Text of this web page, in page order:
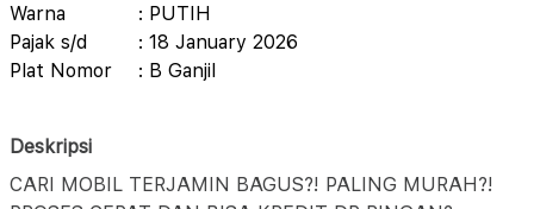
Warna
: PUTIH
Pajak s/d
: 18 January 2026
Plat Nomor
: B Ganjil
Deskripsi
CARI MOBIL TERJAMIN BAGUS?! PALING MURAH?!